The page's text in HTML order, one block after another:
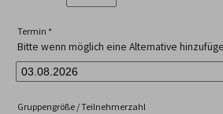
Termin *
Bitte wenn möglich eine Alternative
Gruppengröße / Teilnehmerzahl